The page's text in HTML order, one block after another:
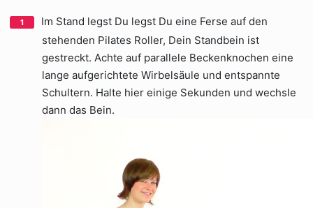
Im Stand legst Du legst Du eine Ferse auf den
stehenden Pilates Roller, Dein Standbein ist
gestreckt. Achte auf parallele Beckenknochen eine
lange aufgerichtete Wirbelsäule und entspannte
Schultern. Halte hier einige Sekunden und wechsle
dann das Bein.